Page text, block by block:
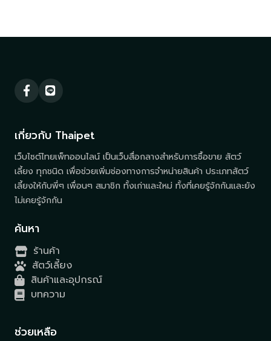
เกี่ยวกับ Thaipet
เว็บไซต์ไทยเพ็ทออนไลน์ เป็นเว็บสื่อกลางสำหรับการซื้อขาย สัตว์
เลี้ยง ทุกชนิด เพื่อช่วยเพิ่มช่องทางการจำหน่ายสินค้า ประเภทสัตว์
เลี้ยงให้กับพี่ๆ เพื่อนๆ สมาชิก ทั้งเก่าและใหม่ ทั้งที่เคยรู้จักกันและยัง
ไม่เคยรู้จักกัน
ค้นหา
ร้านค้า
สัตว์เลี้ยง
สินค้าและอุปกรณ์
บทความ
ช่วยเหลือ